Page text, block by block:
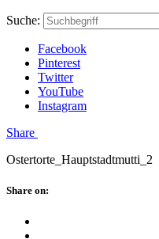
Skip
content
Hauptstadtmutti
Schließen
Search
Schließen
Suche:
Facebook
Pinterest
Twitter
YouTube
Instagram
Menü
Share
Ostertorte_Hauptstadtmutti_2
Schließen
Share on: